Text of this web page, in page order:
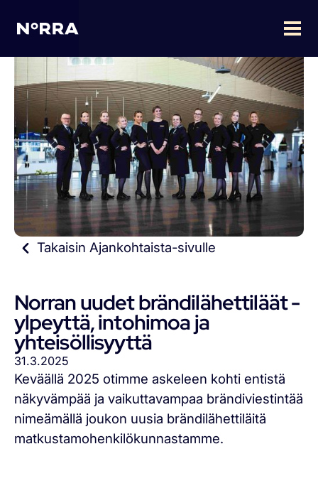
Takaisin Ajankohtaista-sivulle
Norran uudet brändilähettiläät -
ylpeyttä, intohimoa ja
yhteisöllisyyttä
31.3.2025
Keväällä 2025 otimme askeleen kohti entistä
näkyvämpää ja vaikuttavampaa brändiviestintää
nimeämällä joukon uusia brändilähettiläitä
matkustamohenkilökunnastamme.